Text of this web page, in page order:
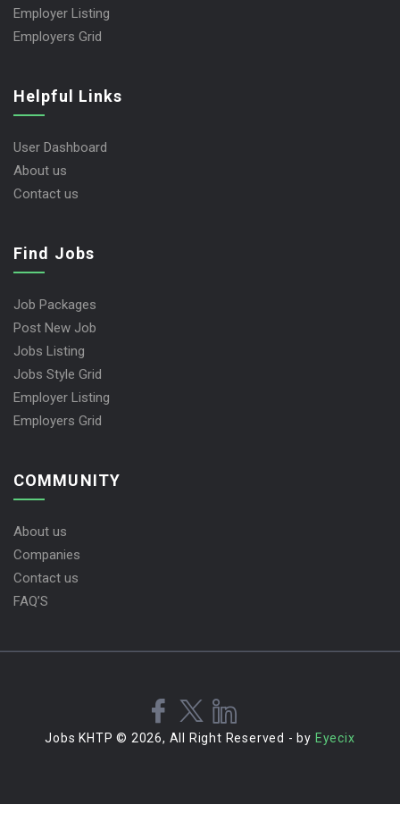
Employer Listing
Employers Grid
Helpful Links
User Dashboard
About us
Contact us
Find Jobs
Job Packages
Post New Job
Jobs Listing
Jobs Style Grid
Employer Listing
Employers Grid
COMMUNITY
About us
Companies
Contact us
FAQ’S
Jobs KHTP © 2026, All Right Reserved - by Eyecix